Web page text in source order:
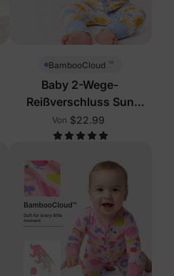
BambooCloud ™
Baby 2-Wege-
Reißverschluss Sun
Cloud Fußsack
Von $22.99